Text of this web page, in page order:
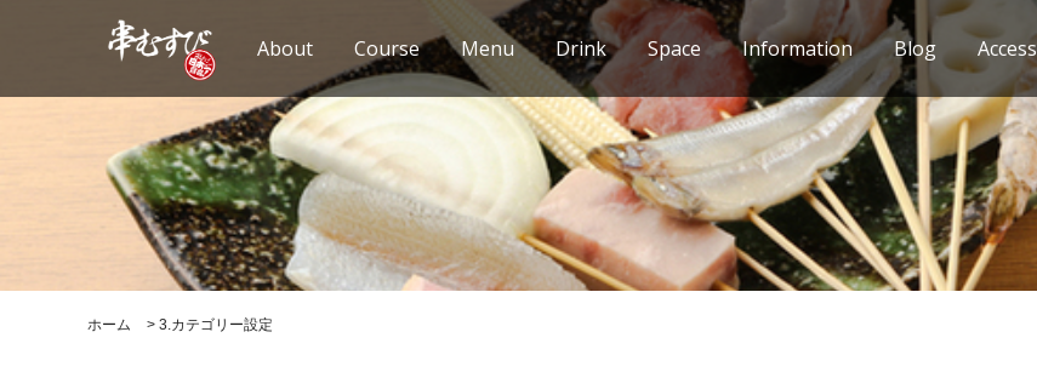
About Course Menu Drink Space Information Blog Access
ホーム > 3.カテゴリー設定